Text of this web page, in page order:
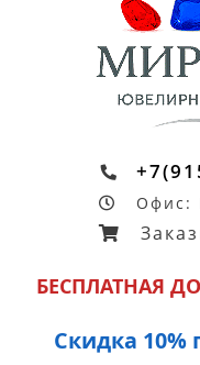
Офис:
БЕСПЛАТНАЯ
Скидка 10%